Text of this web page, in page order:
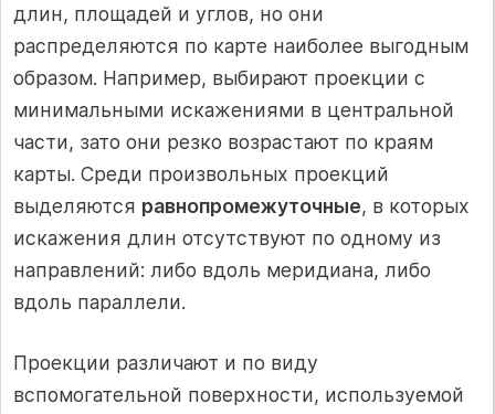
длин, площадей и углов, но они
распределяются по карте наиболее выгодным
образом. Например, выбирают проекции с
минимальными искажениями в центральной
части, зато они резко возрастают по краям
карты. Среди произвольных проекций
выделяются равнопромежуточные, в которых
искажения длин отсутствуют по одному из
направлений: либо вдоль меридиана, либо
вдоль параллели.
Проекции различают и по виду
вспомогательной поверхности, используемой